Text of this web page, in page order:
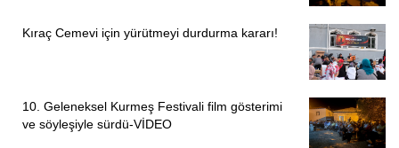
Kıraç Cemevi için yürütmeyi durdurma kararı!
10. Geleneksel Kurmeş Festivali film gösterimi
ve söyleşiyle sürdü-VİDEO